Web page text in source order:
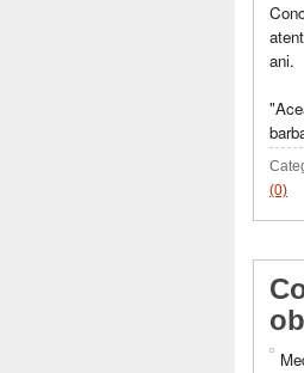
ani.
(0)